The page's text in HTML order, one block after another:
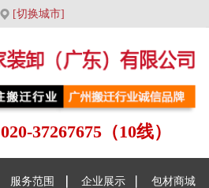
[切换城市]
020-37267675（10线）
服务范围 企业展示 包材商城